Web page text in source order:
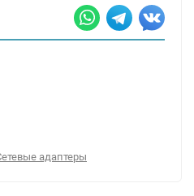
адаптеры